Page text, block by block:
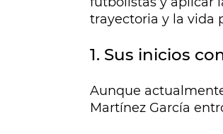
trayectoria y la vida
1. Sus inicios
Aunque
Martínez García